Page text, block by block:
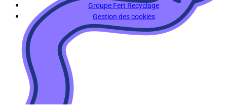
Groupe Fert Recyclage
Gestion des cookies